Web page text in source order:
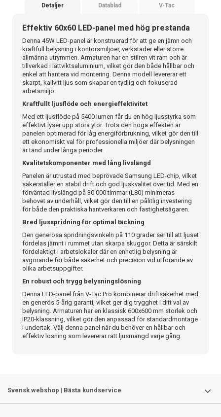
Detaljer Datablad V-Tac
Effektiv 60x60 LED-panel med hög prestanda
Denna 45W LED-panel är konstruerad för att ge en jämn och
kraftfull belysning i kontorsmiljöer, verkstäder eller större
allmänna utrymmen. Armaturen har en stilren vit ram och är
tillverkad i lättviktsaluminium, vilket gör den både hållbar och
enkel att hantera vid montering. Denna modell levererar ett
skarpt, kallvitt ljus som skapar en tydlig och fokuserad
arbetsmiljö.
Kraftfullt ljusflöde och energieffektivitet
Med ett ljusflöde på 5400 lumen får du en hög ljusstyrka som
effektivt lyser upp stora ytor. Trots den höga effekten är
panelen optimerad för låg energiförbrukning, vilket gör den till
ett ekonomiskt val för professionella miljöer där belysningen
är tänd under långa perioder.
Kvalitetskomponenter med lång livslängd
Panelen är utrustad med beprövade Samsung LED-chip, vilket
säkerställer en stabil drift och god ljuskvalitet över tid. Med en
förväntad livslängd på 30 000 timmar (L80) minimeras
behovet av underhåll, vilket gör den till en pålitlig investering
för både den praktiska hantverkaren och fastighetsägaren.
Bred ljusspridning för optimal täckning
Den generösa spridningsvinkeln på 110 grader ser till att ljuset
fördelas jämnt i rummet utan skarpa skuggor. Detta är särskilt
fördelaktigt i arbetslokaler där en enhetlig belysning är
avgörande för både säkerhet och precision vid utförande av
olika arbetsuppgifter.
En robust och trygg belysningslösning
Denna LED-panel från V-Tac Pro kombinerar driftsäkerhet med
en generös 5-årig garanti, vilket ger dig trygghet i ditt val av
belysning. Armaturen har en klassisk 600x600 mm storlek och
IP20-klassning, vilket gör den anpassad för standardmontage
i undertak. Välj denna panel när du behöver en hållbar och
effektiv lösning som levererar rätt ljusmängd varje gång.
Svensk webshop | Bästa kundservice